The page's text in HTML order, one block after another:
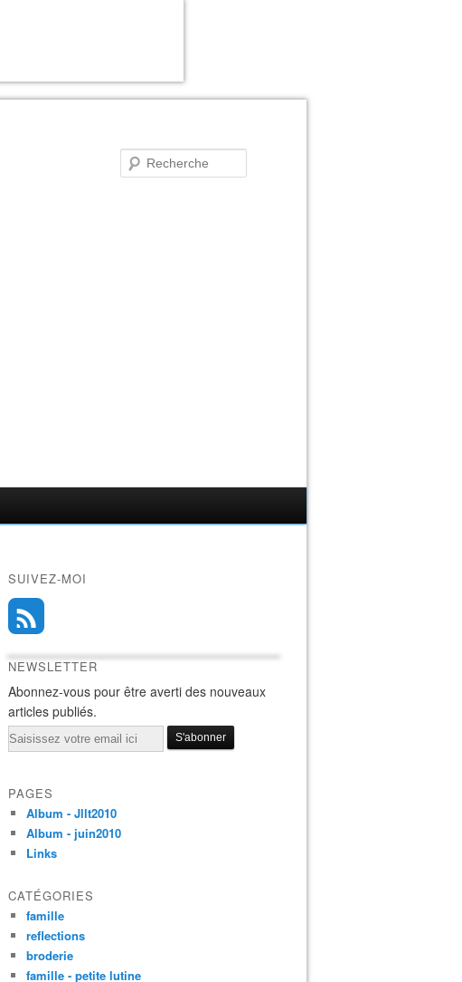
SUIVEZ-MOI
NEWSLETTER
Abonnez-vous pour être averti des nouveaux
articles publiés.
Email
PAGES
Album - Jllt2010
Album - juin2010
Links
CATÉGORIES
famille
reflections
broderie
famille - petite lutine